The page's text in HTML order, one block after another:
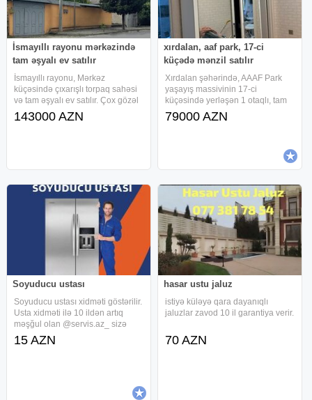
İsmayıllı rayonu mərkəzində
tam əşyalı ev satılır
İsmayıllı rayonu, Mərkəz
küçəsində çıxarışlı torpaq sahəsi
və tam əşyalı ev satılır. Çox gözəl
yerləşməsi var, bütün infrastruktur
yanından keçir. • Ümumi sahə: 6
143000 AZN
xırdalan, aaf park, 17-ci
küçədə mənzil satılır
Xırdalan şəhərində, AAAF Park
yaşayış massivinin 17-ci
küçəsində yerləşən 1 otaqlı, tam
təmirli, mansard tipli mənzil satılır.
Mənzil haqqında: * Sahə: 47 m² *
79000 AZN
Soyuducu ustası
Soyuducu ustası xidməti göstərilir.
Usta xidməti ilə 10 ildən artıq
məşğul olan @servis.az_ sizə
zəmanətli peşəkar usta xidməti
təklif edir. Biz sizin vaxtınıza və
15 AZN
hasar ustu jaluz
istiyə küləyə qara dayanıqlı
jaluzlar zavod 10 il garantiya verir.
70 AZN